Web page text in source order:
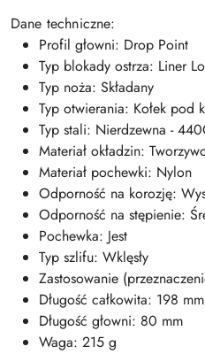
Dane techniczne:
Profil głowni: Drop Point
Typ blokady ostrza: Liner
Typ noża: Składany
Typ otwierania: Kołek pod
Typ stali: Nierdzewna -
Materiał okładzin:
Materiał pochewki: Nylon
Odporność na korozję:
Odporność na stępienie:
Pochewka: Jest
Typ szlifu: Wklęsły
Zastosowanie
Długość całkowita: 198 mm
Długość głowni: 80 mm
Waga: 215 g